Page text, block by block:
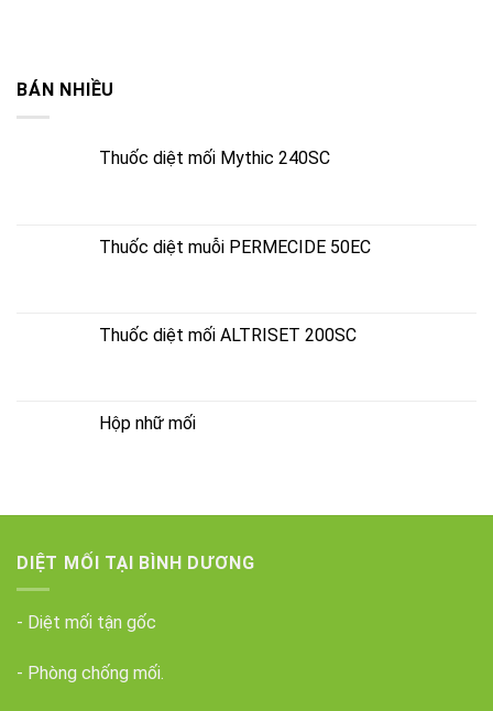
BÁN NHIỀU
Thuốc diệt mối Mythic 240SC
Thuốc diệt muỗi PERMECIDE 50EC
Thuốc diệt mối ALTRISET 200SC
Hộp nhữ mối
DIỆT MỐI TẠI BÌNH DƯƠNG
- Diệt mối tận gốc
- Phòng chống mối.